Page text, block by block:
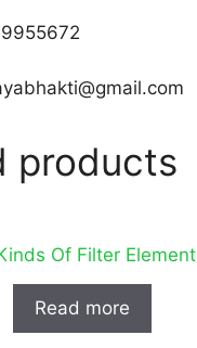
products
Of Filter Element
Read more